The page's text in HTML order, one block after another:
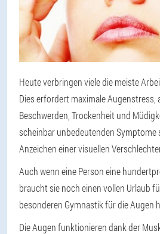
Heute verbringen viele die meiste
Dies erfordert maximale Augenstress,
Beschwerden, Trockenheit und
scheinbar unbedeutenden Symptome
Anzeichen einer visuellen
Auch wenn eine Person eine
braucht sie noch einen vollen Urlaub
besonderen Gymnastik für die Augen
Die Augen funktionieren dank der